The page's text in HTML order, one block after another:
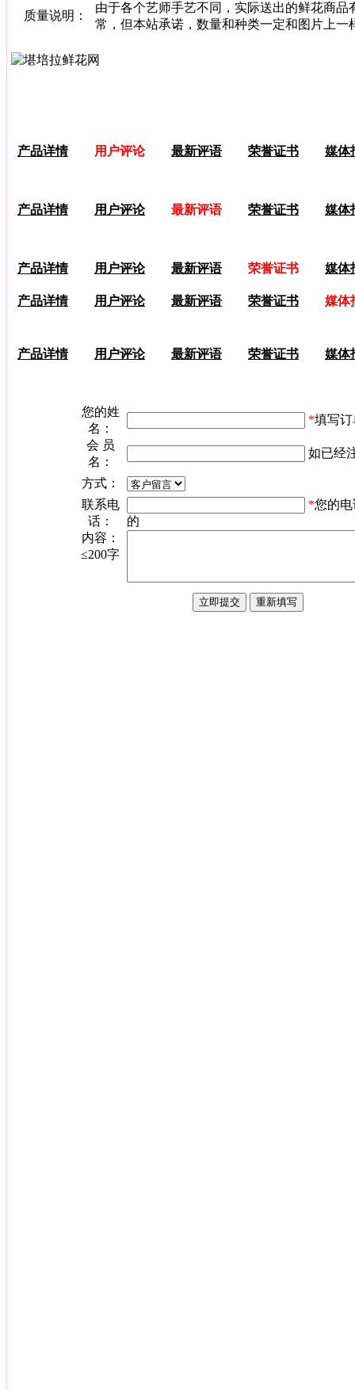
质量说明：
由于各个艺师手艺不同，实际送出的鲜花商
常，但本站承诺，数量和种类一定和图片上一
产品详情 用户评论 最新评语 荣誉证书 媒体
产品详情 用户评论 最新评语 荣誉证书 媒体
产品详情 用户评论 最新评语 荣誉证书 媒体
产品详情 用户评论 最新评语 荣誉证书 媒体
产品详情 用户评论 最新评语 荣誉证书 媒体
您的姓
名：
*填写
会 员
名：
如已经
方式：
联系电
话：
*您的
的
内容：
≤200字